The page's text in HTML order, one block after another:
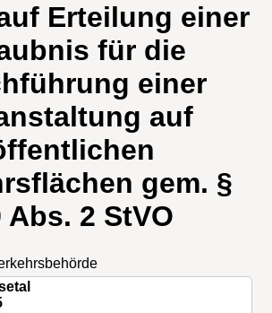
Erteilung einer
für die
einer
auf
gem. §
Abs. 2 StVO